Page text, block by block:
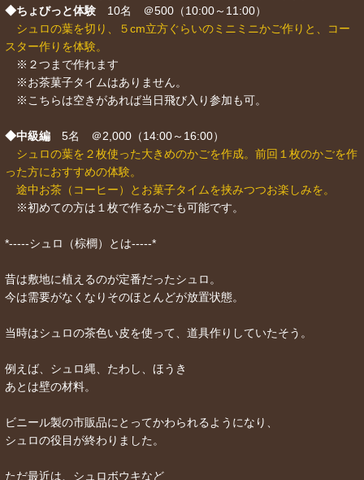
◆ちょびっと体験 10名 ＠500（10:00～11:00）
シュロの葉を切り、５cm立方ぐらいのミニミニかご作りと、コー
スター作りを体験。
※２つまで作れます
※お茶菓子タイムはありません。
※こちらは空きがあれば当日飛び入り参加も可。
◆中級編 5名 ＠2,000（14:00～16:00）
シュロの葉を２枚使った大きめのかごを作成。前回１枚のかごを作
った方におすすめの体験。
途中お茶（コーヒー）とお菓子タイムを挟みつつお楽しみを。
※初めての方は１枚で作るかごも可能です。
*-----シュロ（棕櫚）とは-----*
昔は敷地に植えるのが定番だったシュロ。
今は需要がなくなりそのほとんどが放置状態。
当時はシュロの茶色い皮を使って、道具作りしていたそう。
例えば、シュロ縄、たわし、ほうき
あとは壁の材料。
ビニール製の市販品にとってかわられるようになり、
シュロの役目が終わりました。
ただ最近は、シュロボウキなど